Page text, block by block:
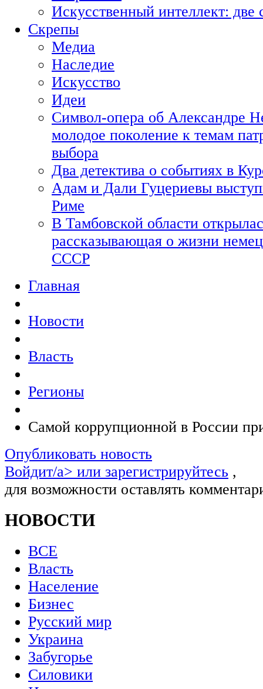
Искусственный интеллект:
Скрепы
Медиа
Наследие
Искусство
Идеи
Символ-опера об Александре
молодое поколение к темам
выбора
Два детектива о событиях в
Адам и Дали Гуцериевы
Риме
В Тамбовской области
рассказывающая о жизни
СССР
Главная
Новости
Власть
Регионы
Самой коррупционной в России
Опубликовать новость
Войдит/a> или зарегистрируйтесь ,
для возможности оставлять
НОВОСТИ
ВСЕ
Власть
Население
Бизнес
Русский мир
Украина
Забугорье
Силовики